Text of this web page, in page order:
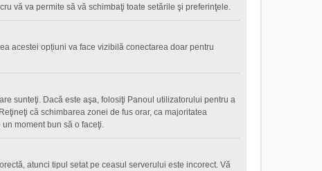
vă va permite să vă schimbaţi toate setările şi preferinţele.
acestei opțiuni va face vizibilă conectarea doar pentru
sunteţi. Dacă este aşa, folosiţi Panoul utilizatorului pentru a
că schimbarea zonei de fus orar, ca majoritatea
moment bun să o faceţi.
atunci tipul setat pe ceasul serverului este incorect. Vă